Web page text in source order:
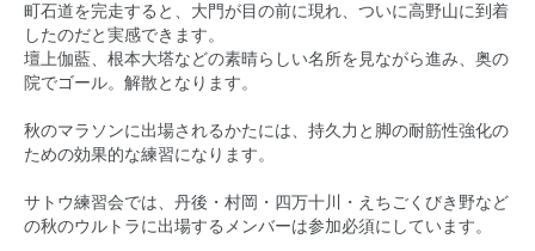
町石道を完走すると、大門が目の前に現れ、ついに高野山に到着
したのだと実感できます。
壇上伽藍、根本大塔などの素晴らしい名所を見ながら進み、奥の
院でゴール。解散となります。
秋のマラソンに出場されるかたには、持久力と脚の耐筋性強化の
ための効果的な練習になります。
サトウ練習会では、丹後・村岡・四万十川・えちごくびき野など
の秋のウルトラに出場するメンバーは参加必須にしています。